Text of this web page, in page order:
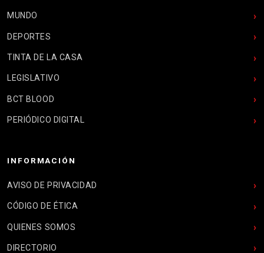
MUNDO
DEPORTES
TINTA DE LA CASA
LEGISLATIVO
BCT BLOOD
PERIÓDICO DIGITAL
INFORMACIÓN
AVISO DE PRIVACIDAD
CÓDIGO DE ÉTICA
QUIENES SOMOS
DIRECTORIO